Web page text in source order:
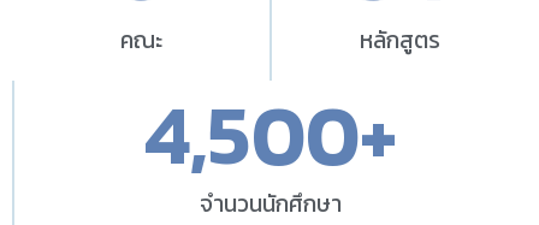
คณะ หลักสูตร
4,500+
จำนวนนักศึกษา